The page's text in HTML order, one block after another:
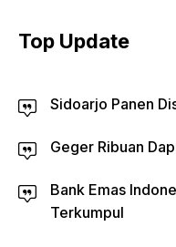
Top Update
Sidoarjo Panen
Geger Ribuan
Bank Emas
Terkumpul